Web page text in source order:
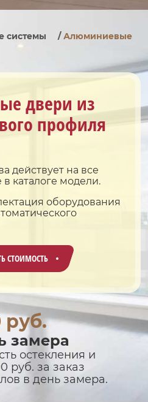
системы /Алюминиевые
замера
остекления и
руб. за заказ
в день замера.
двери из
профиля
действует на все
каталоге модели.
оборудования
СТОИМОСТЬ